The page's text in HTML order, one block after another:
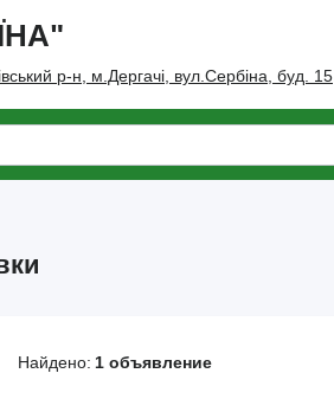
р-н, м.Дергачі, вул.Сербіна, буд. 15
Найдено: 1 объявление